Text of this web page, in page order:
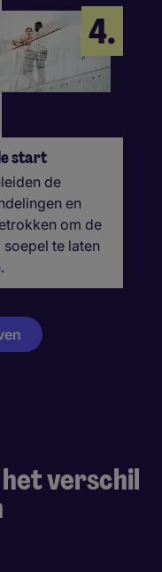
4.
start
de
en
om de
te laten
verschil